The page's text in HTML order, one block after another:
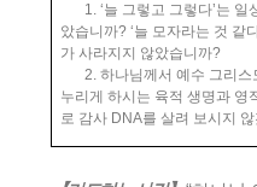
1. ‘늘 그렇고 그렇다’는 일
았습니까? ‘늘 모자라는 것 같
가 사라지지 않았습니까?
2. 하나님께서 예수 그리
누리게 하시는 육적 생명과 영
로 감사 DNA를 살려 보시지